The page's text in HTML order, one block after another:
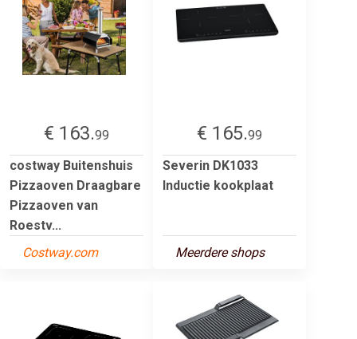
€ 163.99
costway Buitenshuis
Pizzaoven Draagbare
Pizzaoven van
Roestv...
Costway.com
€ 165.99
Severin DK1033
Inductie kookplaat
Meerdere shops